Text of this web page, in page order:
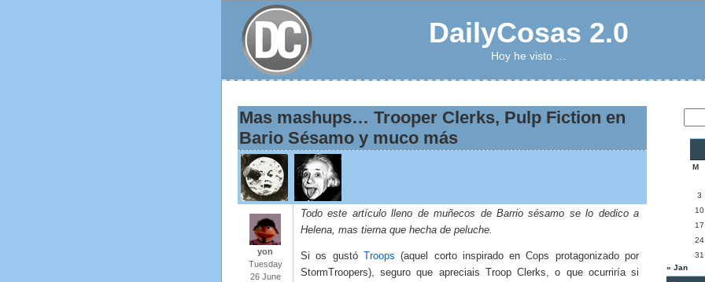
DailyCosas 2.0
Hoy he visto …
Mas mashups… Trooper Clerks, Pulp Fiction en
Bario Sésamo y muco más
yon
Tuesday
26 June
Todo este artículo lleno de muñecos de Barrio sésamo se lo dedico a
Helena, mas tierna que hecha de peluche.
Si os gustó Troops (aquel corto inspirado en Cops protagonizado por
StormTroopers), seguro que apreciais Troop Clerks, o que ocurriría si
M
3
10
17
24
31
« Jan